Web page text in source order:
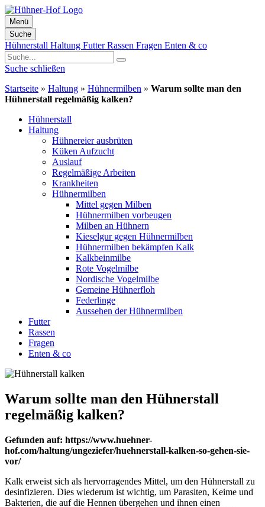
Menü
Suche
Zum
Inhalt
springen
Hühnerstall Haltung FutterRassen Fragen Enten & co
Suche schließen
Startseite » Haltung » Hühnermilben » Warum sollte man den
Hühnerstall regelmäßig kalken?
Hühnerstall
Haltung
Hühnereier ausbrüten
Küken Aufzucht
Auslauf
Regelmäßige Arbeiten
Krankheiten
Hühnermilben
Mittel gegen Milben
Hühnermilben vorbeugen
Milben an Hühnern
Kieselgur gegen Hühnermilben
Hühnermilben bekämpfen Kalk
Kalkbeinmilbe
Rote Vogelmilbe
Nordische Vogelmilbe
Gemeine Hühnerfloh
Federlinge
Aussehen der Hühnermilben
Futter
Rassen
Fragen
Enten & co
Warum sollte man den Hühnerstall
regelmäßig kalken?
Gefunden auf: https://www.huehner-
hof.com/haltung/ungeziefer/huehnerstall-kalken-so-gehen-sie-
vor/
Kalk erweist sich als hervorragendes Mittel, um den Hühnerstall zu
desinfizieren. Dies wiederum ist wichtig, um Parasiten, Keime und
Bakterien, die auf die Hennen übergehen und ihnen einen